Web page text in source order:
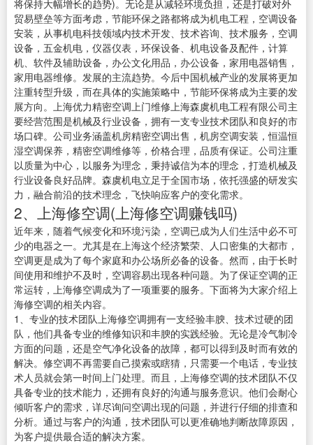
将保持大幅增长的趋势)。无论是从减轻环境负担，还是打破对外
贸易壁垒等方面考虑，节能环保之路都将成为机电工程，空调设备
安装，从事机电科技领域内技术开发、技术咨询、技术服务，空调
设备，五金机电，仪器仪表，环保设备、机电设备及配件，计算
机、软件及辅助设备，办公文化用品，办公设备，家用电器销售，
家用电器维修。发展的主流趋势。今后中国机械产业的发展将更加
注重转型升级，而在具体的实施策略中，节能环保将成为主要的发
展方向。上海优力精密空调上门维修上海森虞机电工程有限公司主
要经营范围是机械及行业设备，拥有一支专业技术团队和良好的市
场口碑。公司业务涵盖机房精密空调出售，机房空调安装，恒温恒
湿空调保养，精密空调维修等，价格合理，品质有保证。公司注重
以质量为中心，以服务为理念，秉持诚信为本的理念，打造机械及
行业设备良好品牌。森虞机电立足于全国市场，依托强盛的研发实
力，融合前沿的技术理念，飞快响应客户的变化需求。
2、上海修空调(上海修空调赚钱吗)
近年来，随着气候变化和环境污染，空调已成为人们生活中必不可
少的电器之一。尤其是在上海这个经济繁荣、人口密集的大都市，
空调更是成为了每个家庭和办公场所必备的设备。然而，由于长时
间使用和维护不及时，空调容易出现各种问题。为了保证空调的正
常运转，上海修空调成为了一项重要的服务。下面将为大家介绍上
海修空调的相关内容。
1、专业的技术团队上海修空调拥有一支经验丰腴、技术过硬的团
队，他们具备专业的维修知识和丰腴的实践经验。无论是冷气制冷
方面的问题，还是空气净化设备的故障，都可以得到及时而有效的
解决。修空调不再需要自己摸索或瞎猜，只需要一个电话，专业技
术人员就会第一时间上门处理。而且，上海修空调的技术团队不仅
具备专业的技术能力，还拥有良好的沟通与服务意识。他们会耐心
倾听客户的需求，详尽询问空调出现的问题，并进行仔细的排查和
分析。通过与客户的沟通，技术团队可以更准确地判断故障原因，
为客户提供最合适的解决方案。